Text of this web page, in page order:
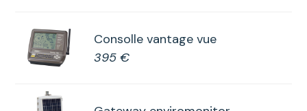
Consolle vantage vue
395 €